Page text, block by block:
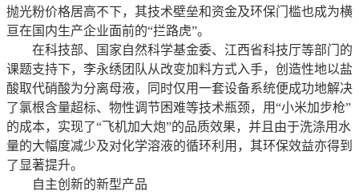
抛光粉价格居高不下，其技术壁垒和资金及环保门槛也成为横
亘在国内生产企业面前的“拦路虎”。
在科技部、国家自然科学基金委、江西省科技厅等部门的
课题支持下，李永绣团队从改变加料方式入手，创造性地以盐
酸取代硝酸为分离母液，同时仅用一套设备系统便成功地解决
了氯根含量超标、物性调节困难等技术瓶颈，用“小米加步枪”
的成本，实现了“飞机加大炮”的品质效果，并且由于洗涤用水
量的大幅度减少及对化学溶液的循环利用，其环保效益亦得到
了显著提升。
自主创新的新型产品